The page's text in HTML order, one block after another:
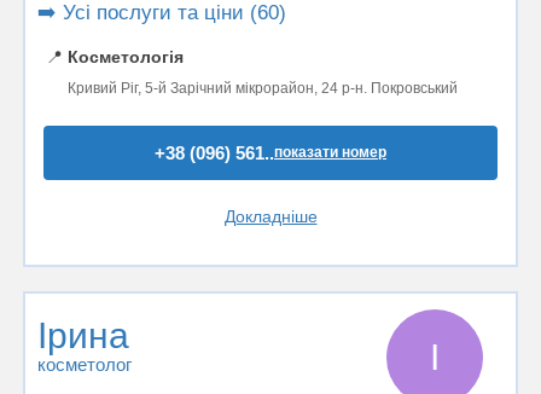
➡️ Усі послуги та ціни (60)
📍 Косметологія
Кривий Ріг, 5-й Зарічний мікрорайон, 24 р-н. Покровський
+38 (096) 561..показати номер
Докладніше
Ірина
косметолог І